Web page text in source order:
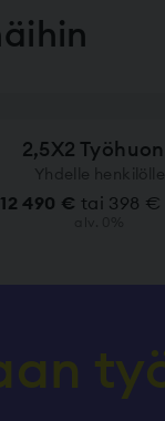
2,5X2
Yhdelle henkilölle
12 490 € tai 398 €